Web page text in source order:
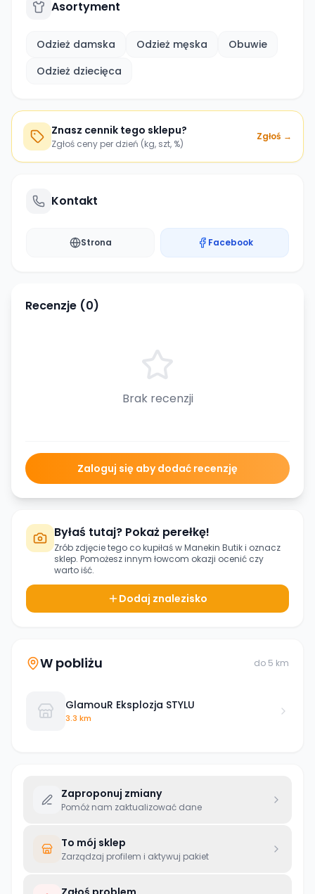
Asortyment
Odzież damska Odzież męska
Obuwie
Odzież dziecięca
Znasz cennik tego sklepu?
Zgłoś ceny per dzień (kg, szt, %)
Zgłoś →
Kontakt
Strona Facebook
Recenzje (0)
Brak recenzji
Zaloguj się aby dodać recenzję
Byłaś tutaj? Pokaż perełkę!
Zrób zdjęcie tego co kupiłaś wManekin Butiki oznacz
sklep. Pomożesz innym łowcom okazji ocenić czy
warto iść.
Dodaj znalezisko
W pobliżu do 5 km
GlamouR Eksplozja STYLU
3.3 km
Zaproponuj zmiany
Pomóż nam zaktualizować dane
To mój sklep
Zarządzaj profilem i aktywuj pakiet